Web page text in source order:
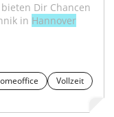
Dir Chancen
in Hannover
Vollzeit